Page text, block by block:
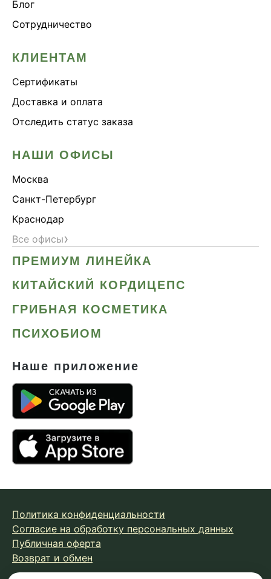
Блог
Сотрудничество
КЛИЕНТАМ
Сертификаты
Доставка и оплата
Отследить статус заказа
НАШИ ОФИСЫ
Москва
Санкт-Петербург
Краснодар
Все офисы›
ПРЕМИУМ ЛИНЕЙКА
КИТАЙСКИЙ КОРДИЦЕПС
ГРИБНАЯ КОСМЕТИКА
ПСИХОБИОМ
Наше приложение
Политика конфиденциальности
Согласие на обработку персональных данных
Публичная оферта
Возврат и обмен